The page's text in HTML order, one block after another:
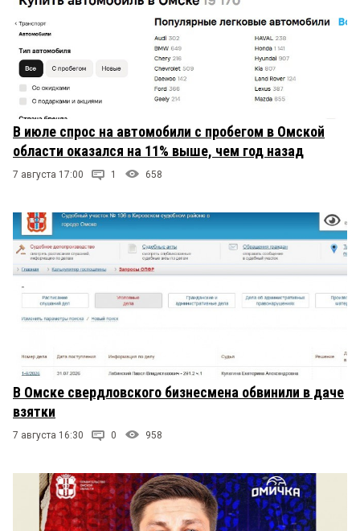
В июле спрос на автомобили с пробегом в Омской
области оказался на 11% выше, чем год назад
7 августа 17:00 1 658
В Омске свердловского бизнесмена обвинили в даче
взятки
7 августа 16:30 0 958